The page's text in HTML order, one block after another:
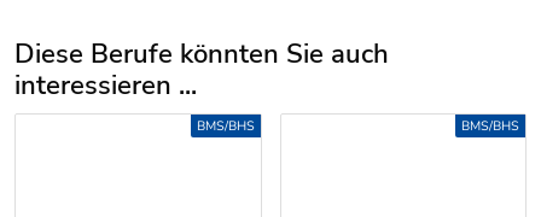
Diese Berufe könnten Sie auch
interessieren ...
Uber weitere Berufsvorschläge
BMS/BHS BMS/BHS